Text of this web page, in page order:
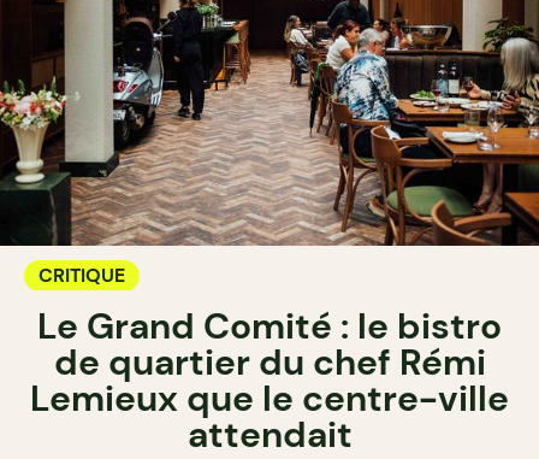
CRITIQUE
Le Grand Comité : le bistro
de quartier du chef Rémi
Lemieux que le centre-ville
attendait